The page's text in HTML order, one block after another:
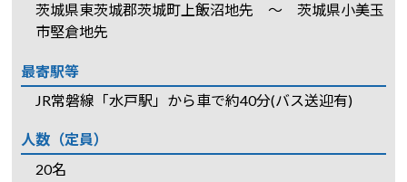
茨城県東茨城郡茨城町上飯沼地先 ～ 茨城県小美玉
市堅倉地先
最寄駅等
JR常磐線「水戸駅」から車で約40分(バス送迎有)
人数（定員）
20名